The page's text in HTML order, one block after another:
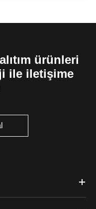
ürünleri
ile iletişime